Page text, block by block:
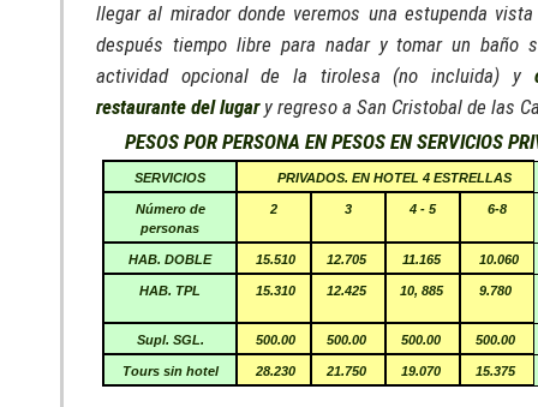
llegar al mirador donde veremos una estupenda
después tiempo libre para nadar y tomar un baño
actividad opcional de la tirolesa (no incluida) y
restaurante del lugary regreso a San Cristobal de las
PESOS POR PERSONA EN PESOS EN SERVICIOS
SERVICIOS PRIVADOS. EN HOTEL 4 ESTRELLAS
Número de
personas
2 3 4 - 5 6-8
HAB. DOBLE 15.510 12.705 11.165 10.060
HAB. TPL 15.310 12.425 10, 885 9.780
Supl. SGL. 500.00 500.00 500.00 500.00
Tours sin hotel 28.230 21.750 19.070 15.375